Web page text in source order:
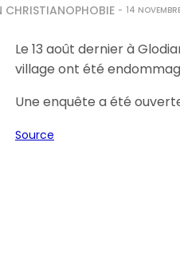
CHRISTIANOPHOBIE 14
Le 13 août dernier à
village ont été
Une enquête a été
Source